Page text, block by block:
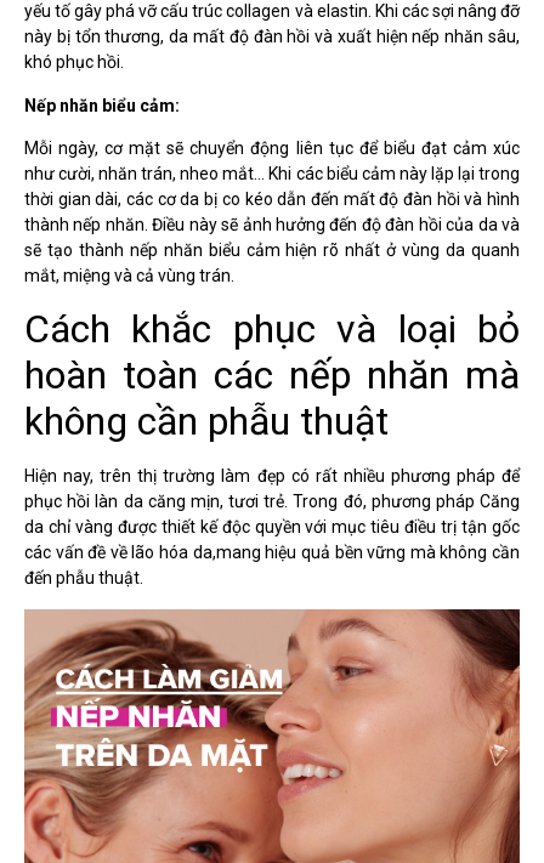
yếu tố gây phá vỡ cấu trúc collagen và elastin. Khi các sợi nâng đỡ
này bị tổn thương, da mất độ đàn hồi và xuất hiện nếp nhăn sâu,
khó phục hồi.
Nếp nhăn biểu cảm:
Mỗi ngày,cơ mặt sẽ chuyển động liên tụcđể biểu đạt cảm xúc
như cười, nhăn trán, nheo mắt… Khi các biểu cảm này lặp lại trong
thời gian dài, các cơ da bị co kéo dẫn đến mất độ đàn hồi và hình
thành nếp nhăn.Điều này sẽ ảnh hưởng đến độ đàn hồi của da và
sẽ tạo thành nếp nhăn biểu cảm hiện rõ nhất ở vùng da quanh
mắt, miệng và cả vùng trán.
Cách khắc phục và loại bỏ
hoàn toàn các nếp nhăn mà
không cần phẫu thuật
Hiện nay, trên thị trường làm đẹp có rất nhiều phương pháp để
phục hồi làn da căng mịn, tươi trẻ. Trong đó, phương pháp Căng
da chỉ vàng được thiết kế độc quyền với mục tiêu điều trị tận gốc
các vấn đề về lão hóa da,mang hiệu quả bền vững mà không cần
đến phẫu thuật.